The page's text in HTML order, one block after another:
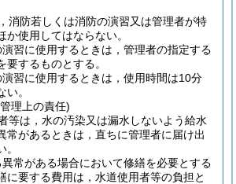
消防若しくは消防の演習又は管理者が特
か使用してはならない。
習に使用するときは，管理者の指定する
要するものとする。
習に使用するときは，使用時間は10分
。
理上の責任)
等は，水の汚染又は漏水しないよう給水
常があるときは，直ちに管理者に届け出
常がある場合において修繕を必要とする
に要する費用は，水道使用者等の負担と